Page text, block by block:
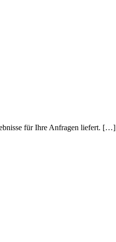
für Ihre Anfragen liefert. […]